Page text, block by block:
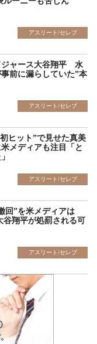
アスリート/セレブ
ャース大谷翔平 水
前に漏らしていた”本
アスリート/セレブ
ヒット”で見せた真美
メディアも注目「と
アスリート/セレブ
回”を米メディアは
谷翔平が処罰される可
アスリート/セレブ